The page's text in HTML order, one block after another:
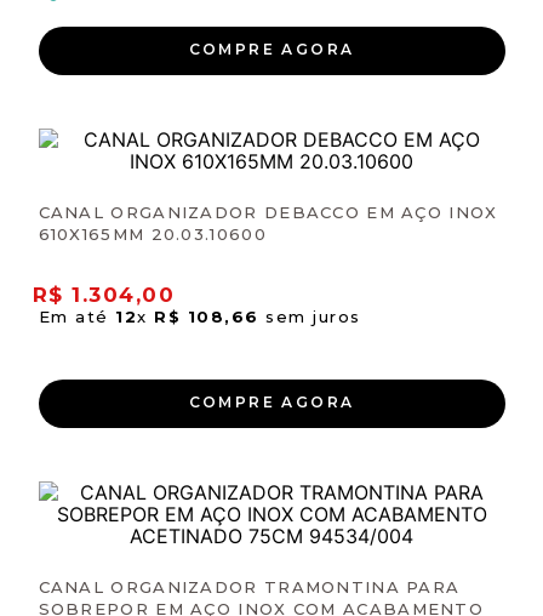
COMPRE AGORA
CANAL ORGANIZADOR DEBACCO EM AÇO INOX
610X165MM 20.03.10600
R$ 1 .304,00
Em até 12x R$ 108, 66 sem juros
COMPRE AGORA
CANAL ORGANIZADOR TRAMONTINA PARA
SOBREPOR EM AÇO INOX COM ACABAMENTO